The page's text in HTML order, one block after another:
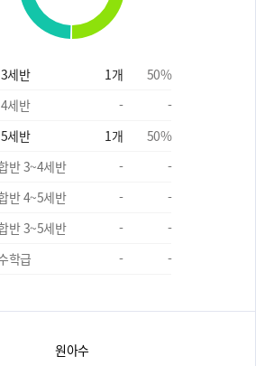
세반 1개 50%
세반
-
-
세반
1개 50%
반 3~4세반
-
-
반 4~5세반
-
-
반 3~5세반
-
-
학급
- -
원아수